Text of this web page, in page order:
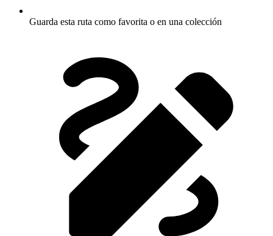
Guarda esta ruta como favorita o en una colección